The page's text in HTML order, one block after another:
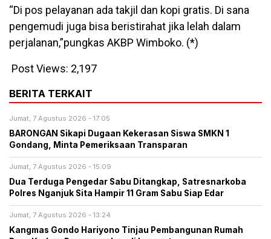
“Di pos pelayanan ada takjil dan kopi gratis. Di sana
pengemudi juga bisa beristirahat jika lelah dalam
perjalanan,”pungkas AKBP Wimboko. (*)
Post Views: 2,197
BERITA TERKAIT
Jumat, 7 Agustus 2026 - 17:05
BARONGAN Sikapi Dugaan Kekerasan Siswa SMKN 1
Gondang, Minta Pemeriksaan Transparan
Jumat, 7 Agustus 2026 - 15:09
Dua Terduga Pengedar Sabu Ditangkap, Satresnarkoba
Polres Nganjuk Sita Hampir 11 Gram Sabu Siap Edar
Jumat, 7 Agustus 2026 - 13:24
Kangmas Gondo Hariyono Tinjau Pembangunan Rumah